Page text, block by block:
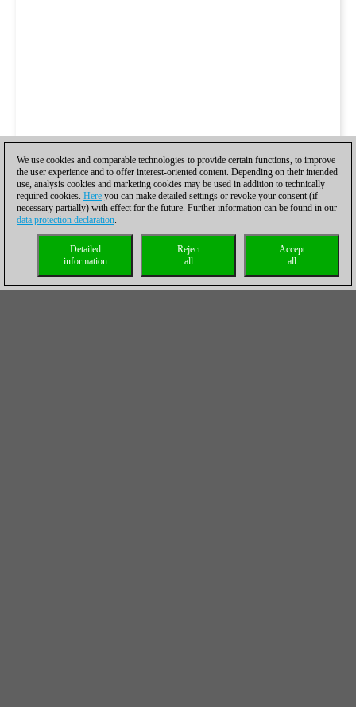
We use cookies and comparable technologies to provide certain functions, to improve
the user experience and to offer interest-oriented content. Depending on their intended
use, analysis cookies and marketing cookies may be used in addition to technically
required cookies. Here you can make detailed settings or revoke your consent (if
necessary partially) with effect for the future. Further information can be found in our
data protection declaration.
Accept
all
Reject
all
Detailed
information